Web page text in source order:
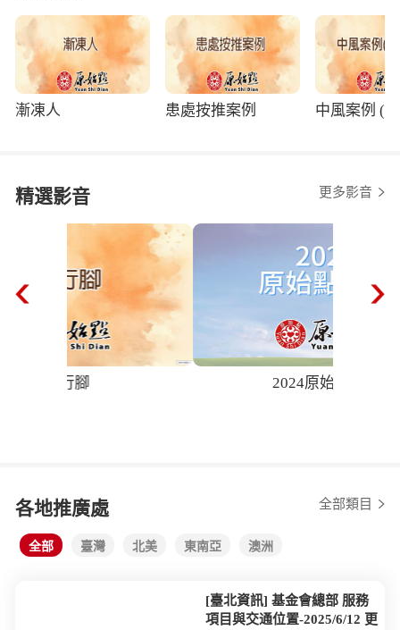
漸凍人 患處按推案例 中風案例 (
精選影音 更多影音
各地推廣處 全部類目
全部 臺灣 北美 東南亞 澳洲
[臺北資訊] 基金會總部 服務
項目與交通位置-2025/6/12 更